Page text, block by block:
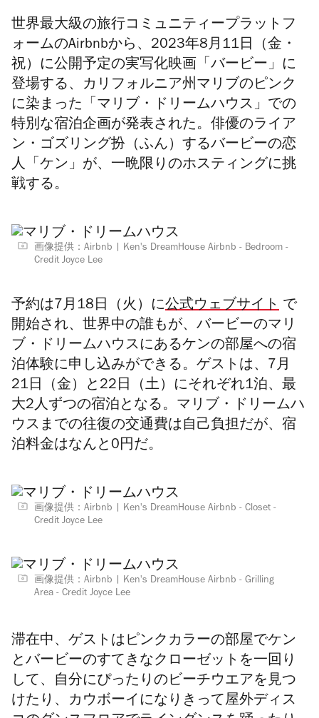
世界最大級の旅行コミュニティープラットフ
ォームのAirbnbから 、2023年8月11日（金・
祝）に公開予定の実写化映画「 バービー」に
登場する、 カリフォルニア州マリブの ピンク
に染まった「マリブ・
ドリームハウス」での
特別な宿泊企画が発表された。 俳優のライア
ン・ ゴズリング扮（ふん）するバービーの恋
人「ケン」 が、一晩限りのホスティングに挑
戦する。
画像提供：Airbnb
Ken's DreamHouse Airbnb - Bedroom -
Credit Joyce Lee
予約は7月18日（火）に公式ウェブサイト で
開始され、
世界中の誰もが、バービーのマリ
ブ・
ドリームハウスにあるケンの部屋への宿
泊体験に申し込みができる。 ゲストは、7月
21日（金）と22日（土）にそれぞれ1泊、 最
大2人ずつの宿泊となる。
マリブ・
ドリームハ
ウス までの往復の交通費は自己負担だが、宿
泊料金はなんと0円だ。
画像提供：Airbnb
Ken's DreamHouse Airbnb - Closet -
Credit Joyce Lee
画像提供：Airbnb
Ken's DreamHouse Airbnb - Grilling
Area - Credit Joyce Lee
滞在中、ゲストはピンクカラーの部屋でケン
とバービーのすてきなクローゼットを一回り
して、 自分にぴったりのビーチウエアを見つ
けたり、カウボーイになりきって屋外ディス